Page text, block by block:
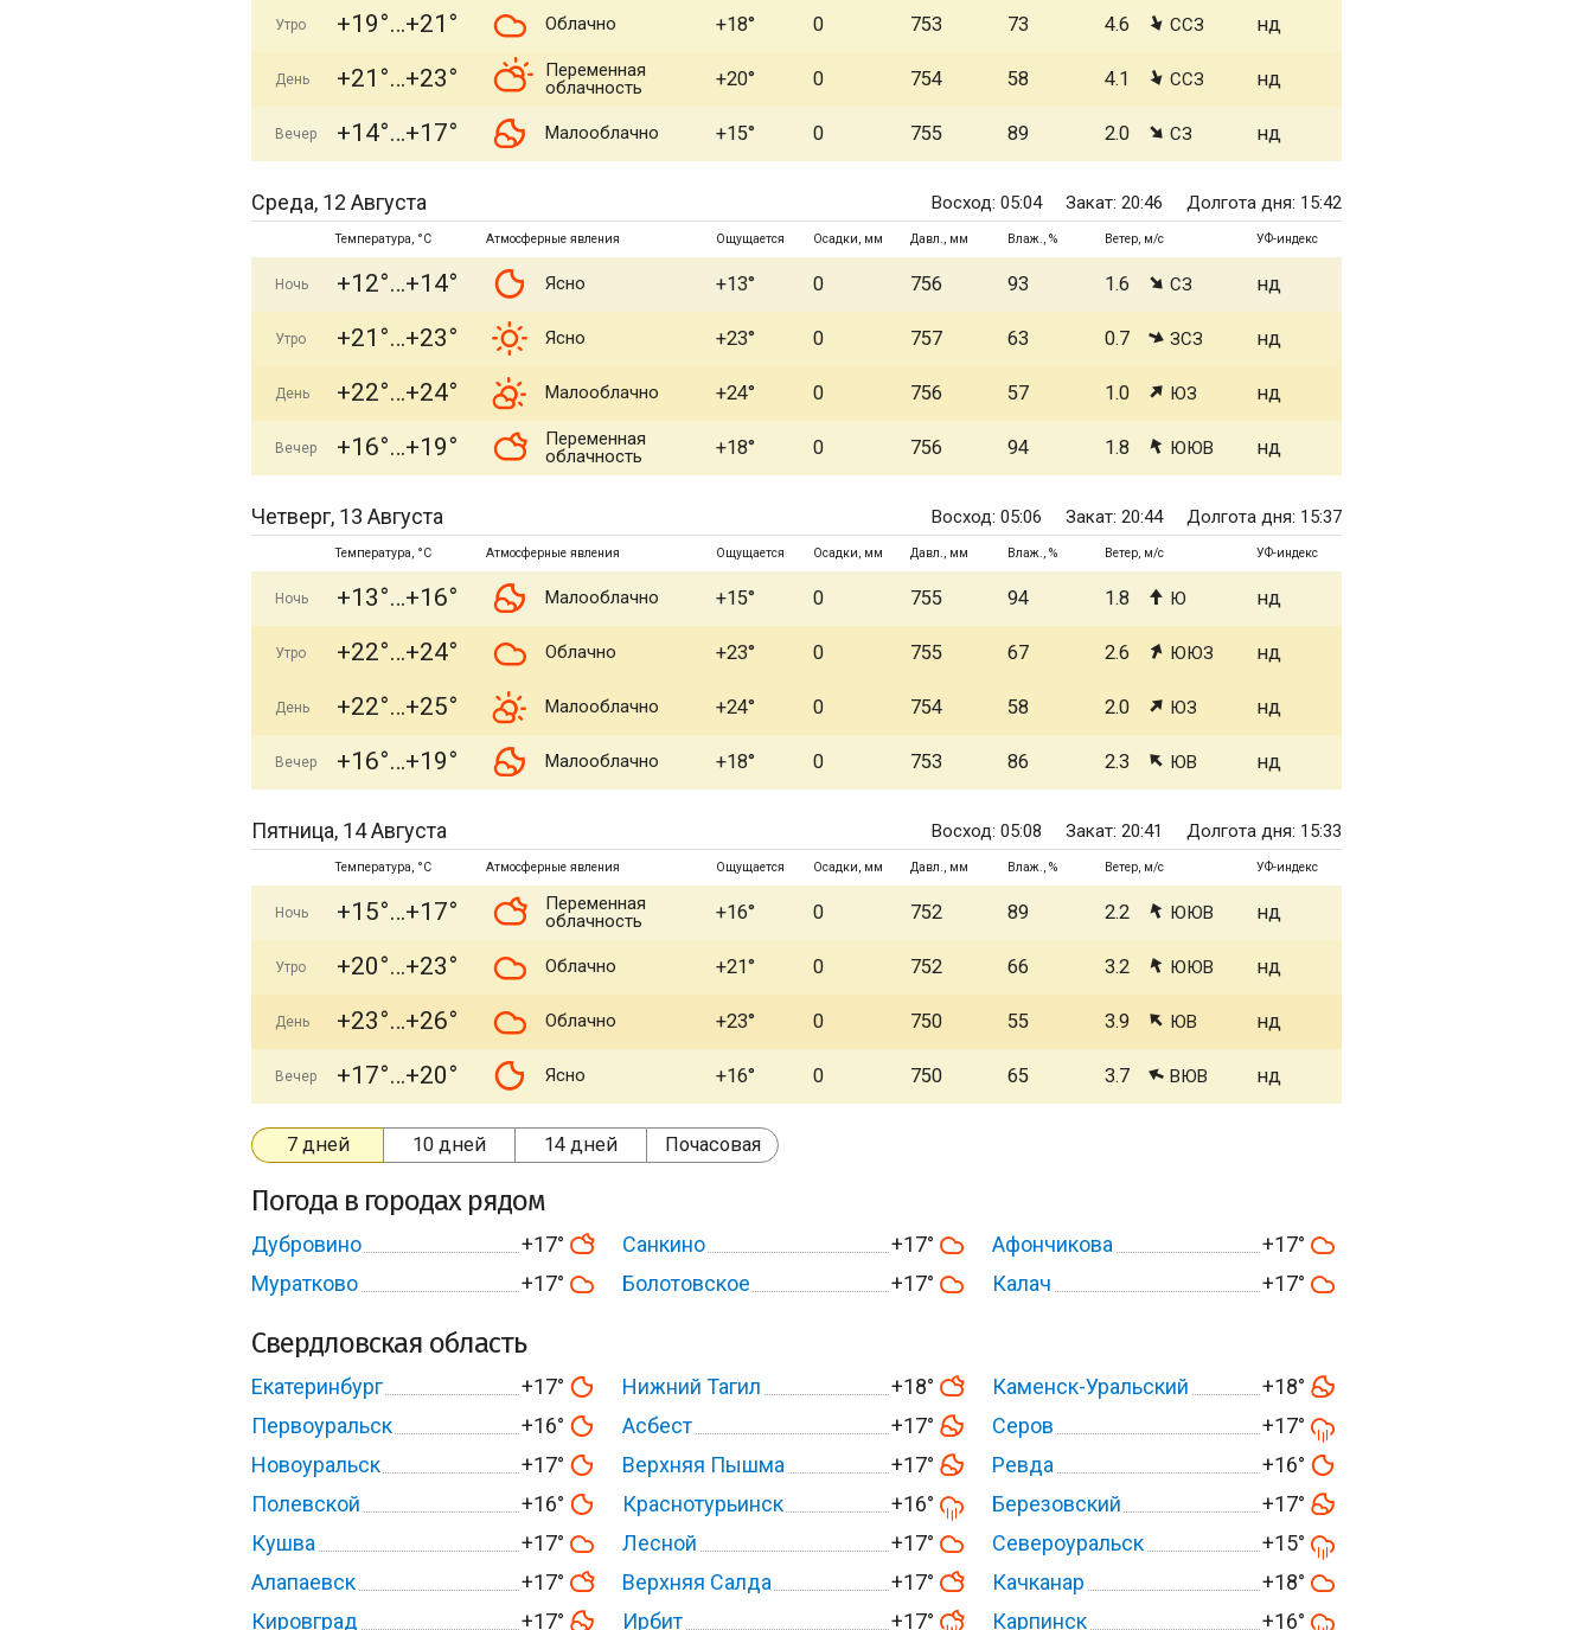
Утро +19° +21° Облачно +18° 0 753 73 4.6 ССЗ нд
День +21° +23°
Переменная
облачность
+20° 0 754 58 4.1 ССЗ нд
Вечер +14° +17° Малооблачно +15° 0 755 89 2.0 СЗ нд
Среда, 12 Августа Восход: 05:04 Закат: 20:46 Долгота дня: 15:42
Температура, °C Атмосферные явления Ощущается Осадки, мм Давл., мм Влаж., % Ветер, м/с УФ-индекс
Ночь +12° +14° Ясно +13° 0 756 93 1.6 СЗ нд
Утро +21° +23° Ясно +23° 0 757 63 0.7 ЗСЗ нд
День +22° +24° Малооблачно +24° 0 756 57 1.0 ЮЗ нд
Вечер +16° +19°
Переменная
облачность
+18° 0 756 94 1.8 ЮЮВ нд
Четверг, 13 Августа Восход: 05:06 Закат: 20:44 Долгота дня: 15:37
Температура, °C Атмосферные явления Ощущается Осадки, мм Давл., мм Влаж., % Ветер, м/с УФ-индекс
Ночь +13° +16° Малооблачно +15° 0 755 94 1.8 Ю нд
Утро +22° +24° Облачно +23° 0 755 67 2.6 ЮЮЗ нд
День +22° +25° Малооблачно +24° 0 754 58 2.0 ЮЗ нд
Вечер +16° +19° Малооблачно +18° 0 753 86 2.3 ЮВ нд
Пятница, 14 Августа Восход: 05:08 Закат: 20:41 Долгота дня: 15:33
Температура, °C Атмосферные явления Ощущается Осадки, мм Давл., мм Влаж., % Ветер, м/с УФ-индекс
Ночь +15° +17°
Переменная
облачность
+16° 0 752 89 2.2 ЮЮВ нд
Утро +20° +23° Облачно +21° 0 752 66 3.2 ЮЮВ нд
День +23° +26° Облачно +23° 0 750 55 3.9 ЮВ нд
Вечер +17° +20° Ясно +16° 0 750 65 3.7 ВЮВ нд
7 дней 10 дней 14 дней Почасовая
Погода в городах рядом
Дубровино +17° Санкино +17° Афончикова
+17°
Муратково
+17° Болотовское +17° Калач +17°
Свердловская область
Екатеринбург +17° Нижний Тагил +18° Каменск-Уральский
+18°
Первоуральск
+16° Асбест +17° Серов
+17°
Новоуральск
+17° Верхняя Пышма +17° Ревда
+16°
Полевской
+16° Краснотурьинск +16° Березовский
+17°
Кушва
+17° Лесной +17° Североуральск
+15°
Алапаевск
+17° Верхняя Салда +17° Качканар
+18°
Кировград
+17° Ирбит +17° Карпинск +16°